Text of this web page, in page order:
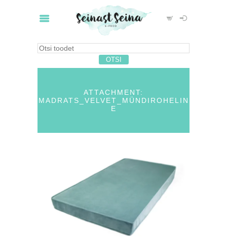
ATTACHMENT:
MADRATS_VELVET_MÜNDIROHELIN
E